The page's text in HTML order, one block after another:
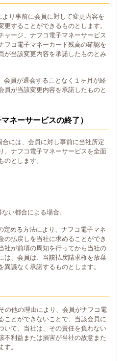
り事前に会員に対して変更内容を
することができるものとします。
ャージ、ナフコ電子マネーサービス
フコ電子マネーカード残高の確認を
が当該変更内容を承諾したものとみ
会員が退会することなく１ヶ月が経
員が当該変更内容を承諾したものと
ネーサービスの終了）
には、会員に対し事前に当社所定
、ナフコ電子マネーサービスを全面
のとします。
い都合による場合。
定める方法により、ナフコ電子マネ
の払戻しを当社に求めることができ
社が前項の周知を行ってから当社の
は、会員は、当該払戻請求権を放棄
異議なく承諾するものとします。
の他の理由により、会員がナフコ電
ことができないことで、当該会員に
いて、当社は、その責任を負わない
不利益または損害が当社の故意また
す。